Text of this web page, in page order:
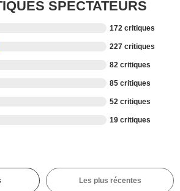
SPECTATEURS
172 critiques
227 critiques
82 critiques
85 critiques
52 critiques
19 critiques
Les plus récentes